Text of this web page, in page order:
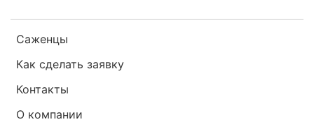
Саженцы
Как сделать заявку
Контакты
О компании